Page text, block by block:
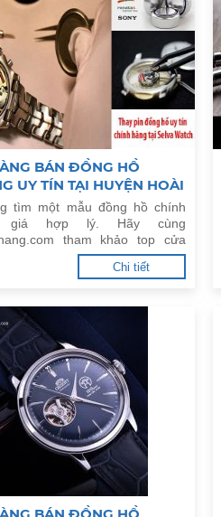
BÁN ĐỒNG HỒ
UY TÍN TẠI HUYỆN HOÀI
tìm một mẫu đồng hồ chính
giá hợp lý. Hãy cùng
tham khảo top cửa
hồ chính hãng uy tín tại
Chi tiết